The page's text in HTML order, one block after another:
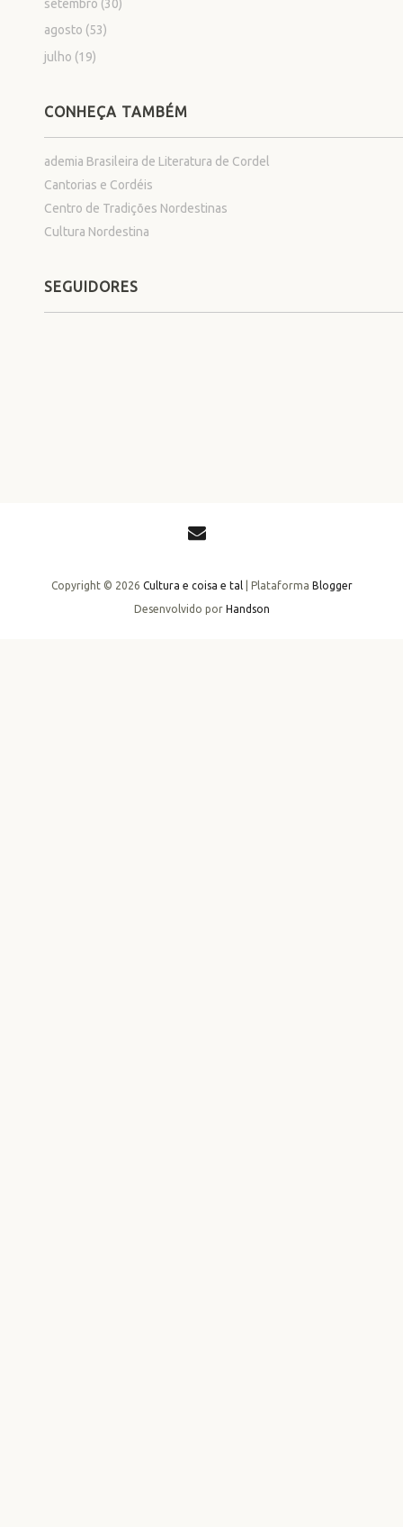
setembro (30)
agosto (53)
julho (19)
CONHEÇA TAMBÉM
ademia Brasileira de Literatura de Cordel
Cantorias e Cordéis
Centro de Tradições Nordestinas
Cultura Nordestina
SEGUIDORES
Copyright © 2026 Cultura e coisa e tal| Plataforma Blogger
Desenvolvido por Handson